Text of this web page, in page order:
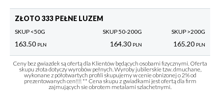
ZŁOTO 333 PEŁNE LUZEM
SKUP <50G
163.50 PLN
SKUP 50-200G
164.30 PLN
SKUP >200G
165.20 PLN
Ceny bez gwiazdek są ofertą dla Klientów będących osobami fizycznymi. Oferta
skupu złota dotyczy wyrobów pełnych. Wyroby jubilerskie tzw. dmuchane,
wykonane z półotwartych profili skupujemy w cenie obnizonej o 2% od
prezentowanych cen!!!! ** Cena skupu z gwiadkami jest ofertą dla firm
zajmujących sie obrotem metalami szlachetnymi.